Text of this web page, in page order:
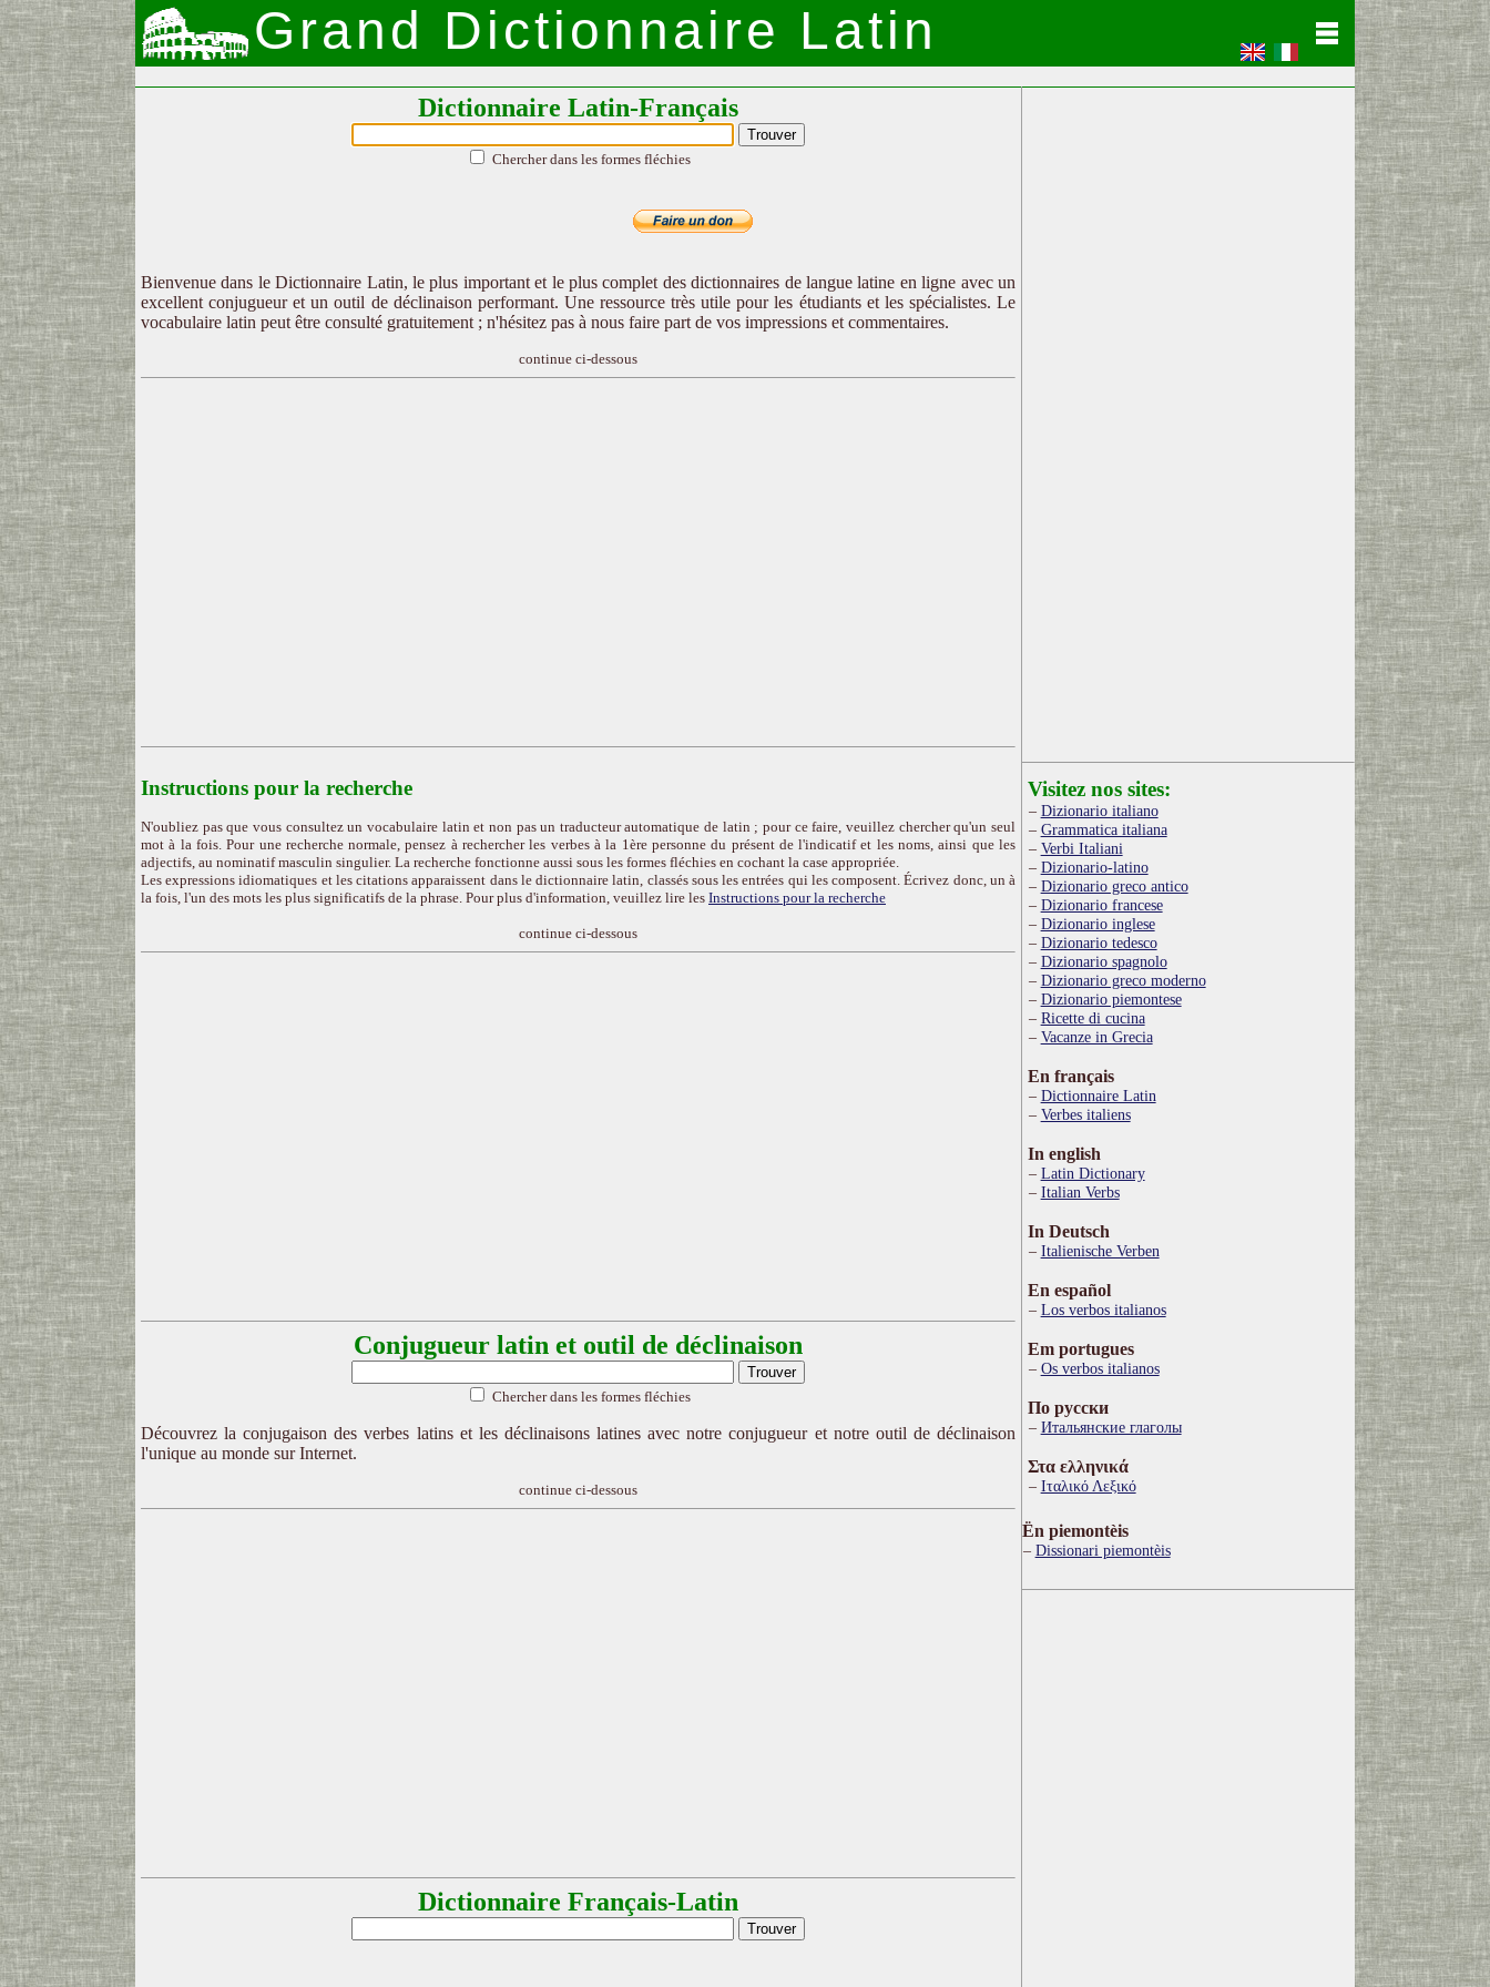
Grand Dictionnaire Latin
Dictionnaire Latin-Français
Chercher dans les formes fléchies
Bienvenue dans le Dictionnaire Latin, le plus important et le plus complet des dictionnaires de langue latine en ligne avec un
excellent conjugueur et un outil de déclinaison performant. Une ressource très utile pour les étudiants et les spécialistes. Le
vocabulaire latin peut être consulté gratuitement ; n'hésitez pas à nous faire part de vos impressions et commentaires.
continue ci-dessous
Instructions pour la recherche
N'oubliez pas que vous consultez un vocabulaire latin et non pas un traducteur automatique de latin ; pour ce faire, veuillez chercher qu'un seul
mot à la fois. Pour une recherche normale, pensez à rechercher les verbes à la 1ère personne du présent de l'indicatif et les noms, ainsi que les
adjectifs, au nominatif masculin singulier. La recherche fonctionne aussi sous les formes fléchies en cochant la case appropriée.
Les expressions idiomatiques et les citations apparaissent dans le dictionnaire latin, classés sous les entrées qui les composent. Écrivez donc, un à
la fois, l'un des mots les plus significatifs de la phrase. Pour plus d'information, veuillez lire les Instructions pour la recherche
continue ci-dessous
Conjugueur latin et outil de déclinaison
Chercher dans les formes fléchies
Découvrez la conjugaison des verbes latins et les déclinaisons latines avec notre conjugueur et notre outil de déclinaison
l'unique au monde sur Internet.
continue ci-dessous
Dictionnaire Français-Latin
Visitez nos sites:
Dizionario italiano
Grammatica italiana
Verbi Italiani
Dizionario-latino
Dizionario greco antico
Dizionario francese
Dizionario inglese
Dizionario tedesco
Dizionario spagnolo
Dizionario greco moderno
Dizionario piemontese
Ricette di cucina
Vacanze in Grecia
En français
Dictionnaire Latin
Verbes italiens
In english
Latin Dictionary
Italian Verbs
In Deutsch
Italienische Verben
En español
Los verbos italianos
Em portugues
Os verbos italianos
По русски
Итальянские глаголы
Στα ελληνικά
Ιταλικό Λεξικό
Ën piemontèis
Dissionari piemontèis